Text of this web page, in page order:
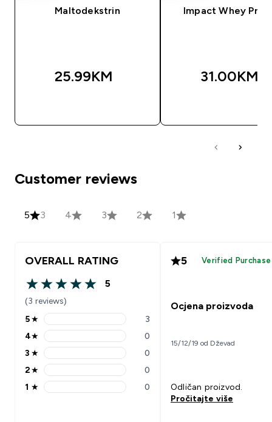
Maltodekstrin
25.99KM‎
Impact Whey
31.00KM‎
Customer reviews
5 3 4 3 2 1
OVERALL RATING
5 out of 5 stars
5
(3 reviews)
5 stars rating 3 reviews
5★ 3
4 stars rating 0 reviews
4★ 0
3 stars rating 0 reviews
3 ★ 0
2 stars rating 0 reviews
2★ 0
1 stars rating 0 reviews
1 ★ 0
5 Verified Purchase
Ocjena proizvoda
15/12/19 od Dževad
Odličan proizvod.
Pročitajte više